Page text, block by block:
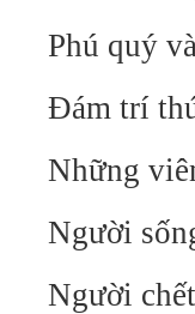
Phú quý
Đám trí
Những
Người
Người